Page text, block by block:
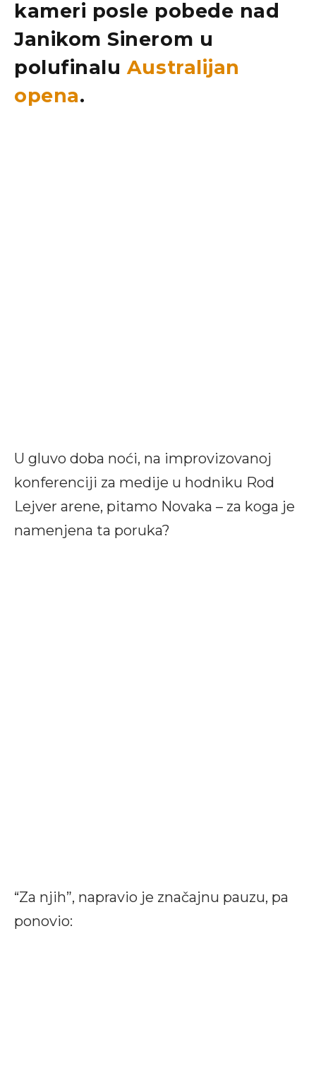
kameri posle pobede nad
Janikom Sinerom u
polufinalu Australijan
opena.
U gluvo doba noći, na improvizovanoj
konferenciji za medije u hodniku Rod
Lejver arene, pitamo Novaka – za koga je
namenjena ta poruka?
“Za njih”, napravio je značajnu pauzu, pa
ponovio: